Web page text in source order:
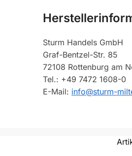
Sturm Handels GmbH
Graf-Bentzel-Str. 85
72108 Rottenburg am
Tel.: +49 7472 1608-0
E-Mail: info@sturm-